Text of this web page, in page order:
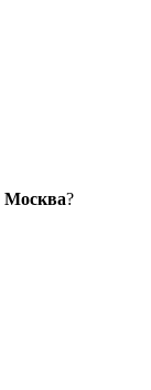
Москва?